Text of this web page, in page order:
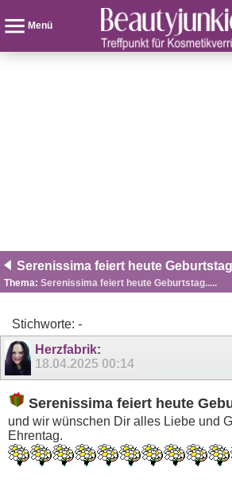
Menü
Serenissima feiert heute
Thema: Serenissima feiert heute Geburtstag.....
Stichworte: -
Herzfabrik:
18.04.2025 00:14
Serenissima feiert heute
und wir wünschen Dir alles Liebe und
Ehrentag.